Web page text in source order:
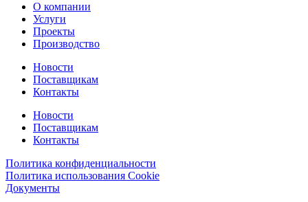
О компании
Услуги
Проекты
Производство
Новости
Поставщикам
Контакты
Новости
Поставщикам
Контакты
Политика конфиденциальности
Политика использования Cookie
Документы